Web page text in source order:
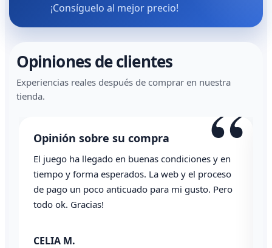
¡Consíguelo al mejor precio!
Opiniones de clientes
Experiencias reales después de comprar en nuestra
tienda.
“
Opinión sobre su compra
El juego ha llegado en buenas condiciones y en
tiempo y forma esperados. La web y el proceso
de pago un poco anticuado para mi gusto. Pero
todo ok. Gracias!
CELIA M.